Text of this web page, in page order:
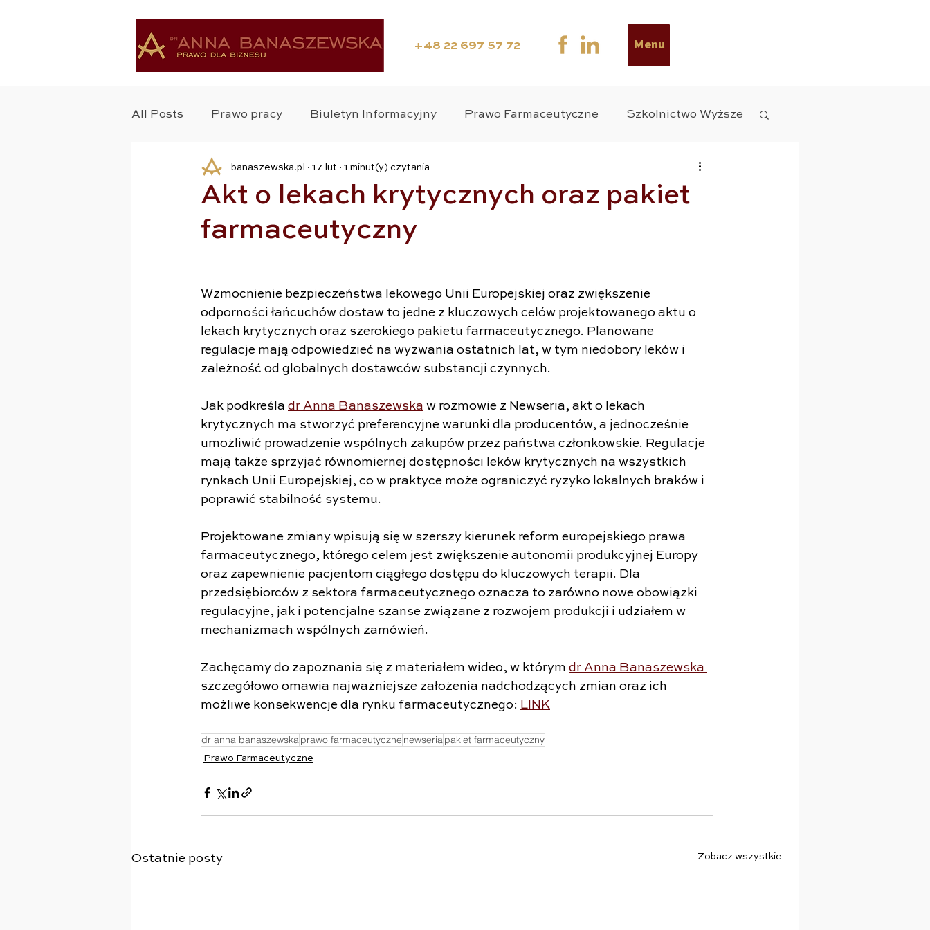
+48 22 697 57 72 Menu
All Posts Prawo pracy Biuletyn Informacyjny Prawo Farmaceutyczne Szkolnictwo Wyższe
Ochrona Zdrowia Badania Kliniczne Media ESG
Ochrona Danych Prawo Medyczne Zdrowie Publiczne
Akt o lekach krytycznych oraz pakiet
farmaceutyczny
banaszewska.pl 17 lut 1 minut(y) czytania
Wzmocnienie bezpieczeństwa lekowego Unii Europejskiej oraz zwiększenie
odporności łańcuchów dostaw to jedne z kluczowych celów projektowanego aktu o
lekach krytycznych oraz szerokiego pakietu farmaceutycznego. Planowane
regulacje mają odpowiedzieć na wyzwania ostatnich lat, w tym niedobory leków i
zależność od globalnych dostawców substancji czynnych.
Jak podkreśla dr Anna Banaszewska w rozmowie z Newseria, akt o lekach
krytycznych ma stworzyć preferencyjne warunki dla producentów, a jednocześnie
umożliwić prowadzenie wspólnych zakupów przez państwa członkowskie. Regulacje
mają także sprzyjać równomiernej dostępności leków krytycznych na wszystkich
rynkach Unii Europejskiej, co w praktyce może ograniczyć ryzyko lokalnych braków i
poprawić stabilność systemu.
Projektowane zmiany wpisują się w szerszy kierunek reform europejskiego prawa
farmaceutycznego, którego celem jest zwiększenie autonomii produkcyjnej Europy
oraz zapewnienie pacjentom ciągłego dostępu do kluczowych terapii. Dla
przedsiębiorców z sektora farmaceutycznego oznacza to zarówno nowe obowiązki
regulacyjne, jak i potencjalne szanse związane z rozwojem produkcji i udziałem w
mechanizmach wspólnych zamówień.
Zachęcamy do zapoznania się z materiałem wideo, w którym dr Anna Banaszewska
szczegółowo omawia najważniejsze założenia nadchodzących zmian oraz ich
możliwe konsekwencje dla rynku farmaceutycznego: LINK
dr anna banaszewskaprawo farmaceutyczne newseriapakiet farmaceutyczny
Prawo Farmaceutyczne
Ostatnie posty Zobacz wszystkie